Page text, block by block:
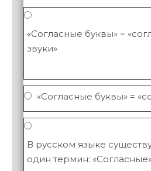
«Согласные буквы» =
звуки»
«Согласные буквы» =
В русском языке
один термин: «Согласные»